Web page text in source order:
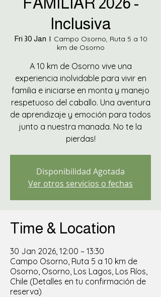
Inclusiva
Fri 30 Jan
  |
Campo Osorno, Ruta 5 a 10
km de Osorno
A 10 km de Osorno vive una
experiencia inolvidable para vivir en
familia e iniciarse en monta y manejo
respetuoso del caballo. Una aventura
de aprendizaje y emoción para todos
junto a nuestra manada. No te la
pierdas!
Disponibilidad Agotada
Ver otros servicios o fechas
Time & Location
30 Jan 2026, 12:00 – 13:30
Campo Osorno, Ruta 5 a 10 km de
Osorno, Osorno, Los Lagos, Los Ríos,
Chile (Detalles en tu confirmación de
reserva)